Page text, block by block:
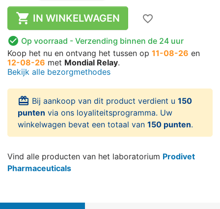
 IN WINKELWAGEN
favorite_border
 Op voorraad - Verzending binnen de 24 uur
Koop het nu en ontvang het tussen op 11-08-26 en
12-08-26 met Mondial Relay.
Bekijk alle bezorgmethodes
card_giftcard Bij aankoop van dit product verdient u 150
punten via ons loyaliteitsprogramma. Uw
winkelwagen bevat een totaal van 150 punten.
Vind alle producten van het laboratorium Prodivet
Pharmaceuticals